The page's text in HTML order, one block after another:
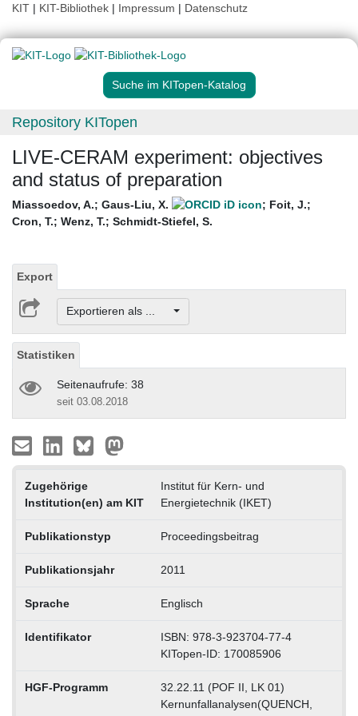
KIT | KIT-Bibliothek | Impressum | Datenschutz
Suche im KITopen-Katalog
Repository KITopen
LIVE-CERAM experiment: objectives
and status of preparation
Miassoedov, A.; Gaus-Liu, X. ; Foit, J.;
Cron, T.; Wenz, T.; Schmidt-Stiefel, S.
Export
Exportieren als ...
Statistiken
Seitenaufrufe: 38
seit 03.08.2018
Zugehörige
Institution(en) am KIT
Institut für Kern- und
Energietechnik (IKET)
Publikationstyp Proceedingsbeitrag
Publikationsjahr 2011
Sprache Englisch
Identifikator
ISBN: 978-3-923704-77-4
KITopen-ID: 170085906
HGF-Programm
32.22.11 (POF II, LK 01)
Kernunfallanalysen(QUENCH,